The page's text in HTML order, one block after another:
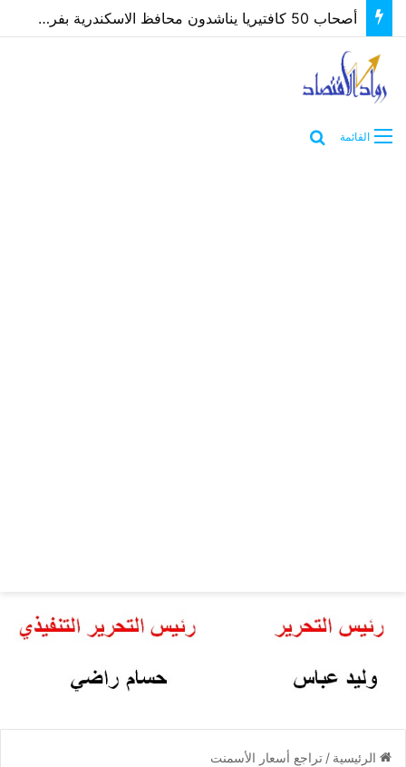
أصحاب 50 كافتيريا يناشدون محافظ الاسكندرية بفرصة لتوفيق أوضاعهم بعد غلق مصدر رزقهم
القائمة
الرئيسية / تراجع أسعار الأسمنت